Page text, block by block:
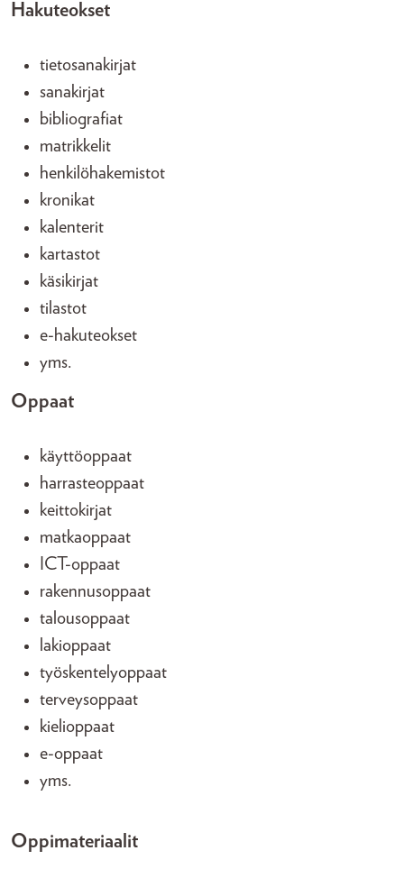
Hakuteokset
tietosanakirjat
sanakirjat
bibliografiat
matrikkelit
henkilöhakemistot
kronikat
kalenterit
kartastot
käsikirjat
tilastot
e-hakuteokset
yms.
Oppaat
käyttöoppaat
harrasteoppaat
keittokirjat
matkaoppaat
ICT-oppaat
rakennusoppaat
talousoppaat
lakioppaat
työskentelyoppaat
terveysoppaat
kielioppaat
e-oppaat
yms.
Oppimateriaalit